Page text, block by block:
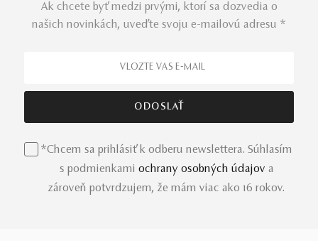
Ak chcete byť medzi prvými, ktorí sa dozvedia o
našich novinkách, uveďte svoju e-mailovú adresu *
*Chcem sa prihlásiť k odberu newslettera. Súhlasím
s podmienkami ochrany osobných údajov a
zároveň potvrdzujem, že mám viac ako 16 rokov.